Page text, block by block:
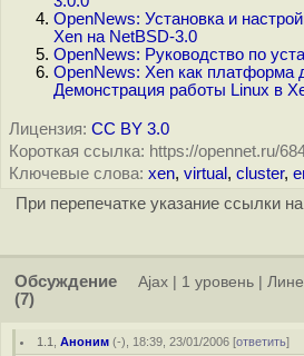
OpenNews: Установка и
Xen на NetBSD-3.0
OpenNews: Руководство по
OpenNews: Xen как платформа
Демонстрация работы Linux в
Лицензия: CC BY 3.0
Короткая ссылка: https://opennet.ru/
Ключевые слова: xen, virtual , cluster,
При перепечатке указание ссылки
Обсуждение
(7)
Ajax 1 уровень
1.1 ,Аноним (-), 18:39, 23/01/2006 [ответить]